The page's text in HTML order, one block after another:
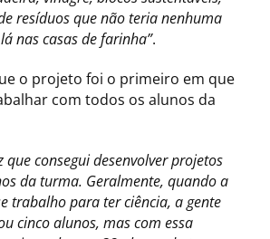
resíduos que não teria nenhuma
nas casas de farinha”.
o projeto foi o primeiro em que
com todos os alunos da
que consegui desenvolver projetos
da turma. Geralmente, quando a
trabalho para ter ciência, a gente
cinco alunos, mas com essa